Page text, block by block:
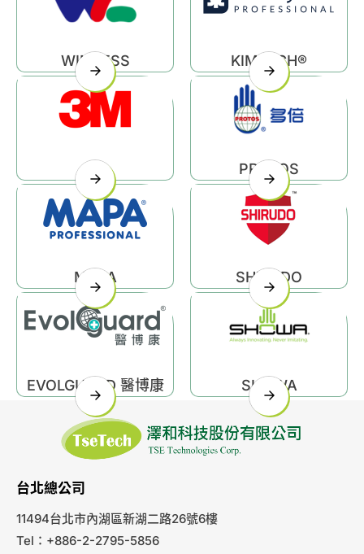
WINCESS KIMTECH®
3M PROTOS
MAPA SHIRUDO
EVOLGUARD 醫博康 SHOWA
台北總公司
11494台北市內湖區新湖二路26號6樓
Tel：+886-2-2795-5856